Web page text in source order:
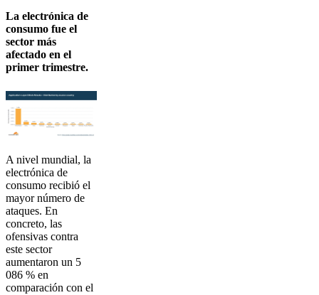
La electrónica de
consumo fue el
sector más
afectado en el
primer trimestre.
A nivel mundial, la
electrónica de
consumo recibió el
mayor número de
ataques. En
concreto, las
ofensivas contra
este sector
aumentaron un 5
086 % en
comparación con el